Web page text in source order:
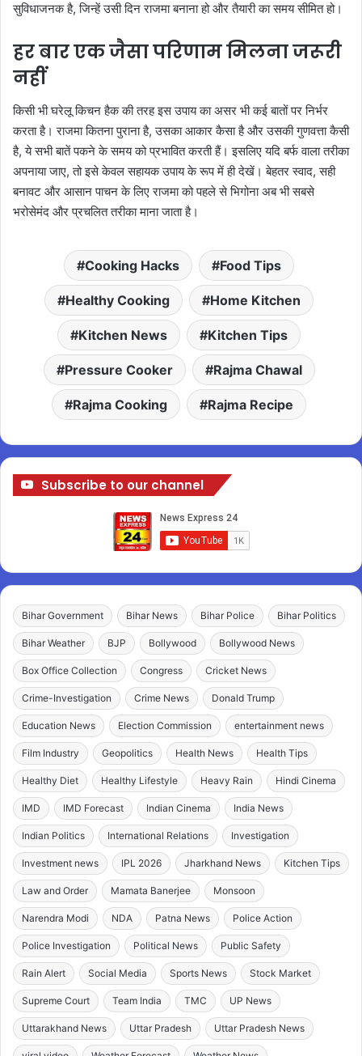
सुविधाजनक है, जिन्हें उसी दिन राजमा बनाना हो और तैयारी का समय सीमित हो।
हर बार एक जैसा परिणाम मिलना जरूरी
नहीं
किसी भी घरेलू किचन हैक की तरह इस उपाय का असर भी कई बातों पर निर्भर
करता है। राजमा कितना पुराना है, उसका आकार कैसा है और उसकी गुणवत्ता कैसी
है, ये सभी बातें पकने के समय को प्रभावित करती हैं। इसलिए यदि बर्फ वाला तरीका
अपनाया जाए, तो इसे केवल सहायक उपाय के रूप में ही देखें। बेहतर स्वाद, सही
बनावट और आसान पाचन के लिए राजमा को पहले से भिगोना अब भी सबसे
भरोसेमंद और प्रचलित तरीका माना जाता है।
Cooking Hacks Food Tips
Healthy Cooking Home Kitchen
Kitchen News Kitchen Tips
Pressure Cooker Rajma Chawal
Rajma Cooking Rajma Recipe
Subscribe to our channel
Bihar Government Bihar News Bihar Police Bihar Politics
Bihar Weather BJP Bollywood Bollywood News
Box Office Collection Congress Cricket News
Crime-Investigation Crime News Donald Trump
Education News Election Commission entertainment news
Film Industry Geopolitics Health News Health Tips
Healthy Diet Healthy Lifestyle Heavy Rain Hindi Cinema
IMD IMD Forecast Indian Cinema India News
Indian Politics International Relations Investigation
Investment news IPL 2026 Jharkhand News Kitchen Tips
Law and Order Mamata Banerjee Monsoon
Narendra Modi NDA Patna News Police Action
Police Investigation Political News Public Safety
Rain Alert Social Media Sports News Stock Market
Supreme Court Team India TMC UP News
Uttarakhand News Uttar Pradesh Uttar Pradesh News